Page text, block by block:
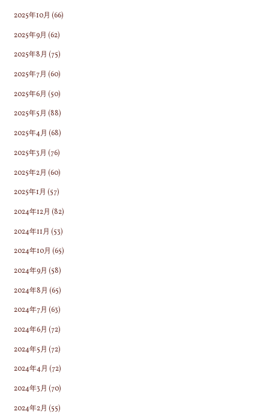
2025年10月 (66)
2025年9月 (62)
2025年8月 (75)
2025年7月 (60)
2025年6月 (50)
2025年5月 (88)
2025年4月 (68)
2025年3月 (76)
2025年2月 (60)
2025年1月 (57)
2024年12月 (82)
2024年11月 (53)
2024年10月 (65)
2024年9月 (58)
2024年8月 (65)
2024年7月 (63)
2024年6月 (72)
2024年5月 (72)
2024年4月 (72)
2024年3月 (70)
2024年2月 (55)